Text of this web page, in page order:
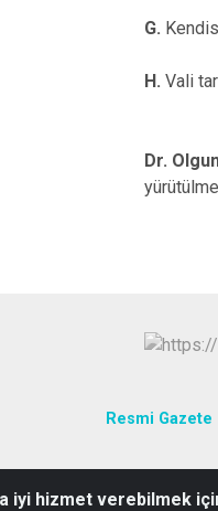
G.
H. Vali
Dr.
Resmi Gazete
iyi hizmet verebilmek